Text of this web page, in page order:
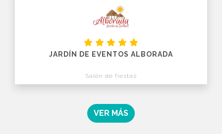
JARDÍN DE EVENTOS ALBORADA
Salón de fiestas
VER MÁS